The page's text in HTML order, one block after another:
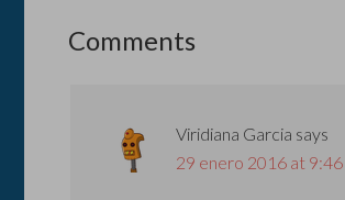
Comments
Viridiana Garcia says
29 enero 2016 at 9:46